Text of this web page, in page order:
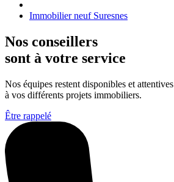
Immobilier neuf Suresnes
Nos conseillers
sont à votre service
Nos équipes restent disponibles et attentives
à vos différents projets immobiliers.
Être rappelé